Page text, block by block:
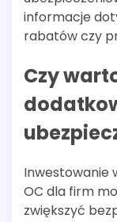
informacje
rabatów czy
Czy
Inwestowanie
OC dla firm
zwiększyć